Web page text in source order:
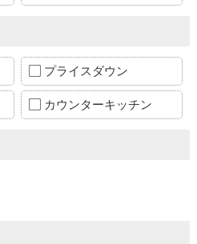
プライスダウン
カウンターキッチン